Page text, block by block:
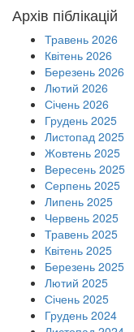
Архів піблікацій
Травень 2026
Квітень 2026
Березень 2026
Лютий 2026
Січень 2026
Грудень 2025
Листопад 2025
Жовтень 2025
Вересень 2025
Серпень 2025
Липень 2025
Червень 2025
Травень 2025
Квітень 2025
Березень 2025
Лютий 2025
Січень 2025
Грудень 2024